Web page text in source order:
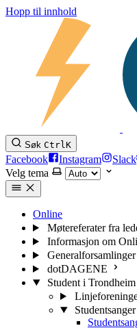
Hopp til innhold
Søk CtrlK
Facebook Instagram Slack
Velg tema
Online
Møtereferater fra
Informasjon om
Generalforsamlinger
dotDAGENE
Student i Trondheim
Studentsanger